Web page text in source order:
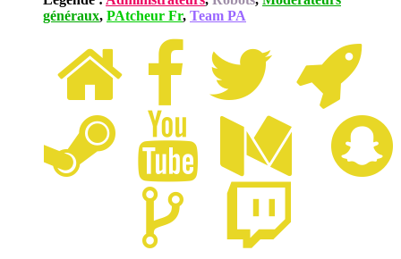
généraux, PAtcheur Fr, Team PA